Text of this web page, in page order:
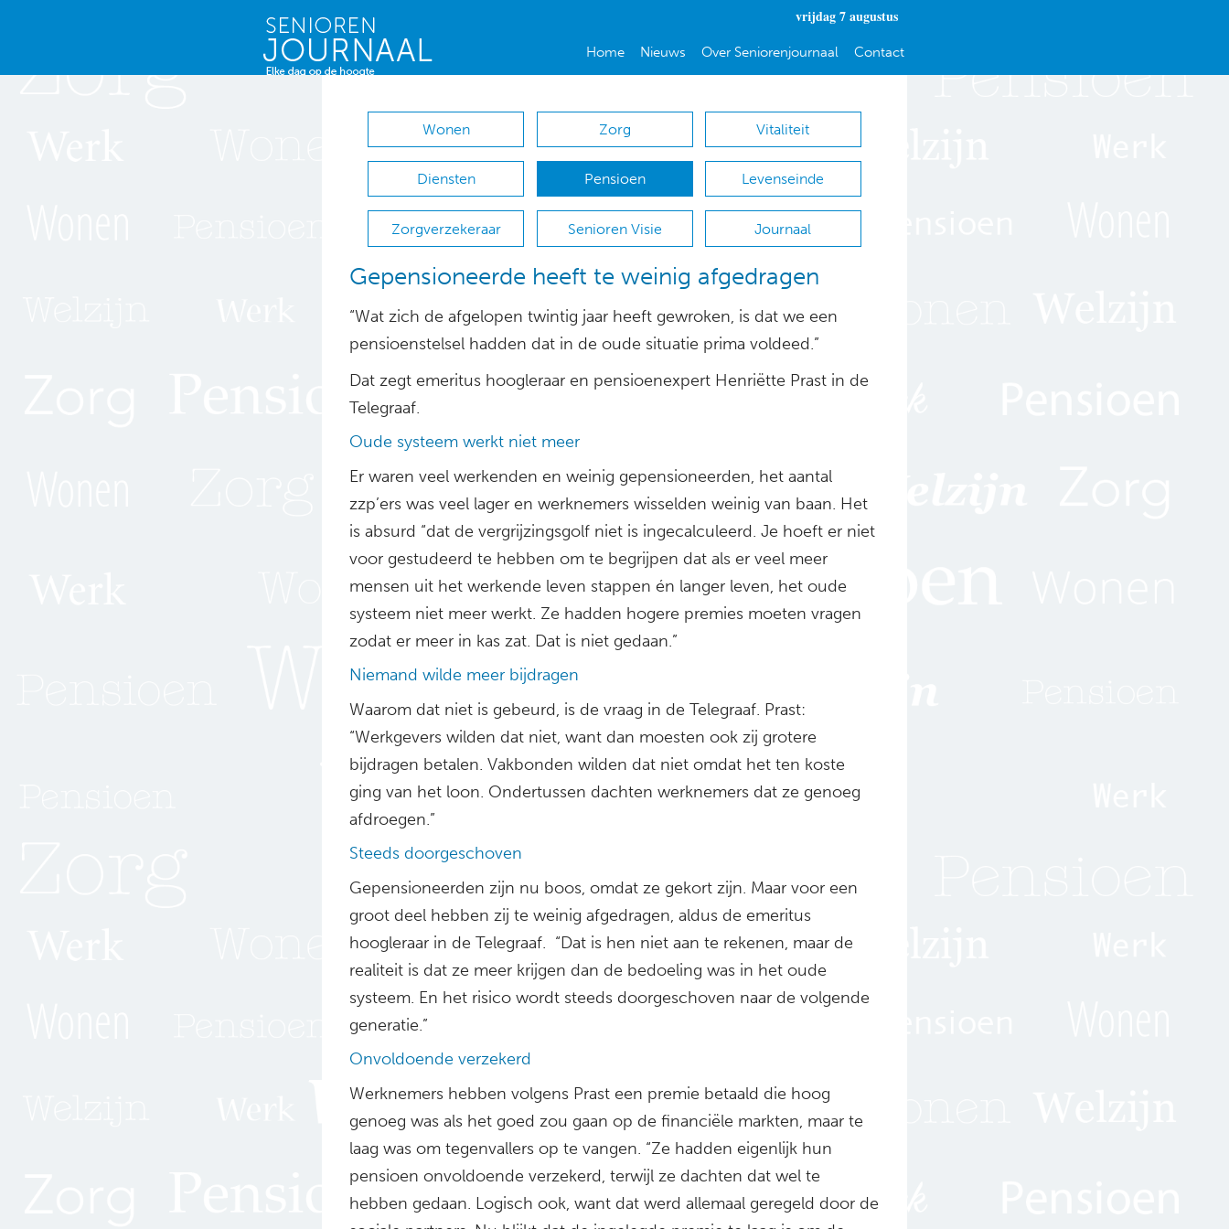
vrijdag 7 augustus
Home Nieuws Over Seniorenjournaal Contact
Wonen Zorg Vitaliteit
Diensten Pensioen Levenseinde
Zorgverzekeraar Senioren Visie Journaal
Gepensioneerde heeft te weinig afgedragen
“Wat zich de afgelopen twintig jaar heeft gewroken, is dat we een
pensioenstelsel hadden dat in de oude situatie prima voldeed.”
Dat zegt emeritus hoogleraar en pensioenexpert Henriëtte Prast in de
Telegraaf.
Oude systeem werkt niet meer
Er waren veel werkenden en weinig gepensioneerden, het aantal
zzp’ers was veel lager en werknemers wisselden weinig van baan. Het
is absurd “dat de vergrijzingsgolf niet is ingecalculeerd. Je hoeft er niet
voor gestudeerd te hebben om te begrijpen dat als er veel meer
mensen uit het werkende leven stappen én langer leven, het oude
systeem niet meer werkt. Ze hadden hogere premies moeten vragen
zodat er meer in kas zat. Dat is niet gedaan.”
Niemand wilde meer bijdragen
Waarom dat niet is gebeurd, is de vraag in de Telegraaf. Prast:
“Werkgevers wilden dat niet, want dan moesten ook zij grotere
bijdragen betalen. Vakbonden wilden dat niet omdat het ten koste
ging van het loon. Ondertussen dachten werknemers dat ze genoeg
afdroegen.”
Steeds doorgeschoven
Gepensioneerden zijn nu boos, omdat ze gekort zijn. Maar voor een
groot deel hebben zij te weinig afgedragen, aldus de emeritus
hoogleraar in de Telegraaf. “Dat is hen niet aan te rekenen, maar de
realiteit is dat ze meer krijgen dan de bedoeling was in het oude
systeem. En het risico wordt steeds doorgeschoven naar de volgende
generatie.”
Onvoldoende verzekerd
Werknemers hebben volgens Prast een premie betaald die hoog
genoeg was als het goed zou gaan op de financiële markten, maar te
laag was om tegenvallers op te vangen. “Ze hadden eigenlijk hun
pensioen onvoldoende verzekerd, terwijl ze dachten dat wel te
hebben gedaan. Logisch ook, want dat werd allemaal geregeld door de